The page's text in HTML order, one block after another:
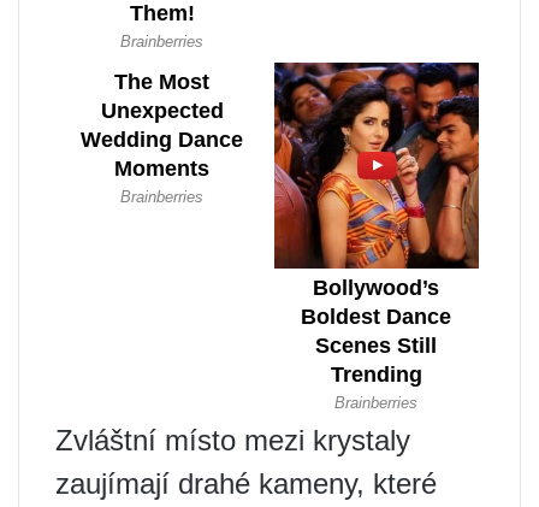
Zvláštní místo mezi krystaly
zaujímají drahé kameny, které